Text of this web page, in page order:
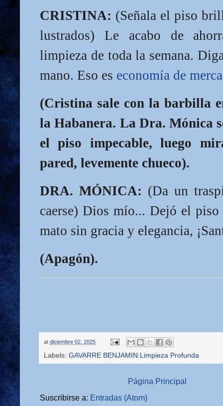
CRISTINA: (Señala el piso
lustrados) Le acabo de
limpieza de toda la semana.
mano. Eso es economía de
(Cristina sale con la barbilla
la Habanera. La Dra. Mónica
el piso impecable, luego
pared, levemente chueco).
DRA. MÓNICA: (Da un
caerse) Dios mío... Dejó el piso
mato sin gracia y elegancia,
(Apagón).
at diciembre 02, 2025
Labels: GAVARRE BENJAMIN:Limpieza Profunda
Página Principal
Suscribirse a: Entradas (Atom)